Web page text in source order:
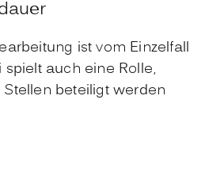
ist vom Einzelfall
auch eine Rolle,
beteiligt werden